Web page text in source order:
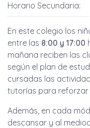
Horario Secundaria:
En este colegio los
entre las 8:00 y 17:00
mañana reciben las
según el plan de
cursadas las
tutorías para reforzar
Además, en cada
descansar y al